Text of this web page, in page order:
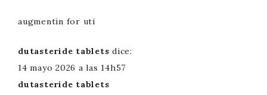
augmentin for uti
dutasteride tablets dice:
14 mayo 2026 a las 14h57
dutasteride tablets